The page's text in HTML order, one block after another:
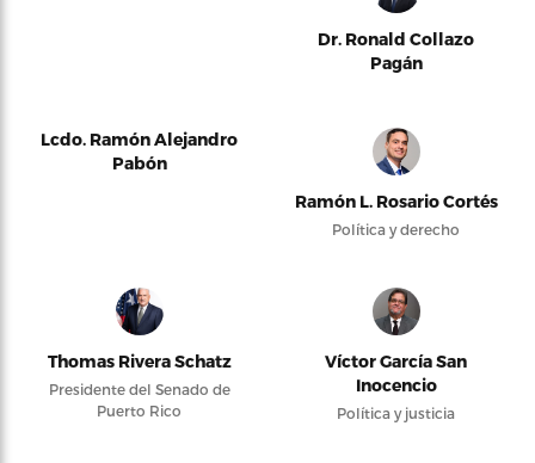
Dr. Ronald Collazo
Pagán
Lcdo. Ramón Alejandro
Pabón
Ramón L. Rosario Cortés
Política y derecho
Thomas Rivera Schatz
Presidente del Senado de
Puerto Rico
Víctor García San
Inocencio
Política y justicia